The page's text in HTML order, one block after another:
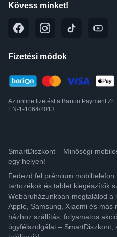
Kövess minket!
Fizetési módok
Az online fizetést a Barion Payment
EN-1-1064/2013
SmartDiszkont – Minőségi
egy helyen!
Fedezd fel prémium
tartozékok és tablet kiegészítők
Webáruházunkban megtalálod
Apple, Samsung, Xiaomi és más
házhoz szállítás, folyamatos
ügyfélszolgálat –